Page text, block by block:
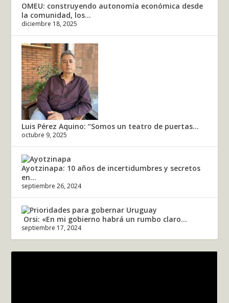
OMEU: construyendo autonomía económica desde
la comunidad, los...
diciembre 18, 2025
Luis Pérez Aquino: “Somos un teatro de puertas...
octubre 9, 2025
Ayotzinapa: 10 años de incertidumbres y secretos
en...
septiembre 26, 2024
Orsi: «En mi gobierno habrá un rumbo claro...
septiembre 17, 2024